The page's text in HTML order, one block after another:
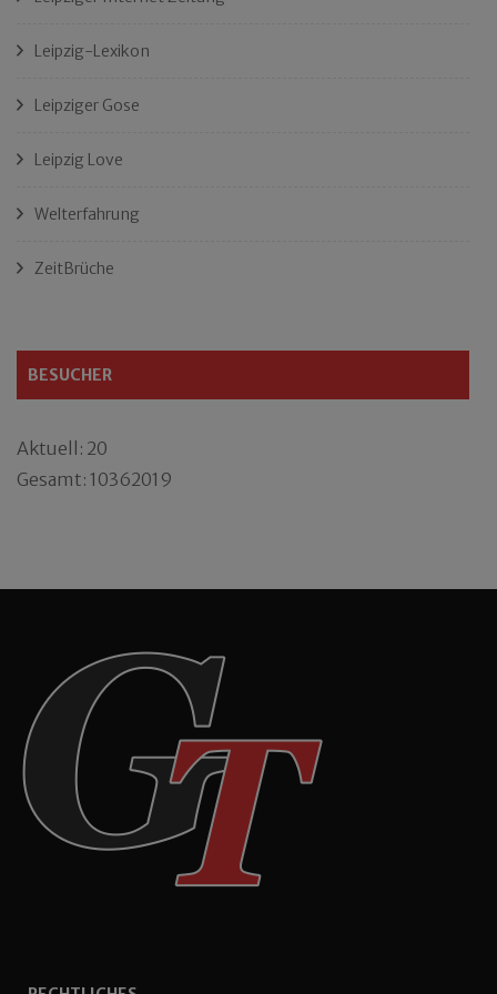
Leipzig-Lexikon
Leipziger Gose
Leipzig Love
Welterfahrung
ZeitBrüche
BESUCHER
Aktuell: 20
Gesamt: 10362019